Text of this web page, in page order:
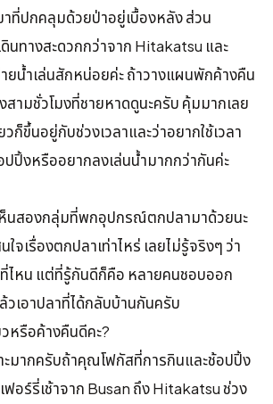
าที่ปกคลุมด้วยป่าอยู่เบื้องหลัง ส่วน
นทางสะดวกกว่าจาก Hitakatsu และ
ายน้ำเล่นสักหน่อยค่ะ ถ้าวางแผนพักค้างคืน
สามชั่วโมงที่ชายหาดดูนะครับ คุ้มมากเลย
ก็ขึ้นอยู่กับช่วงเวลาและว่าอยากใช้เวลา
ปปิ้งหรืออยากลงเล่นน้ำมากกว่ากันค่ะ
ห็นสองกลุ่มที่พกอุปกรณ์ตกปลามาด้วยนะ
จเรื่องตกปลาเท่าไหร่ เลยไม่รู้จริงๆ ว่า
ที่ไหน แต่ที่รู้กันดีก็คือ หลายคนชอบออก
เอาปลาที่ได้กลับบ้านกันครับ
หรือค้างคืนดีคะ?
ะมากครับถ้าคุณโฟกัสที่การกินและช้อปปิ้ง
ฟอร์รี่เช้าจาก Busan ถึง Hitakatsu ช่วง